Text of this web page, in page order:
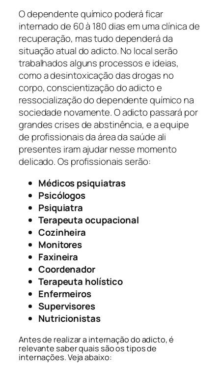
O dependente químico poderá ficar
internado de 60 à 180 dias em uma clínica de
recuperação, mas tudo dependerá da
situação atual do adicto. No local serão
trabalhados alguns processos e ideias,
como a desintoxicação das drogas no
corpo, conscientização do adicto e
ressocialização do dependente químico na
sociedade novamente. O adicto passará por
grandes crises de abstinência, e a equipe
de profissionais da área da saúde ali
presentes iram ajudar nesse momento
delicado. Os profissionais serão:
Médicos psiquiatras
Psicólogos
Psiquiatra
Terapeuta ocupacional
Cozinheira
Monitores
Faxineira
Coordenador
Terapeuta holístico
Enfermeiros
Supervisores
Nutricionistas
Antes de realizar a internação do adicto, é
relevante saber quais são os tipos de
internações. Veja abaixo: